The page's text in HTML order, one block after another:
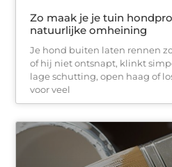
Zo maak je je tuin
natuurlijke omheining
Je hond buiten laten rennen
of hij niet ontsnapt, klinkt
lage schutting, open haag of
voor veel